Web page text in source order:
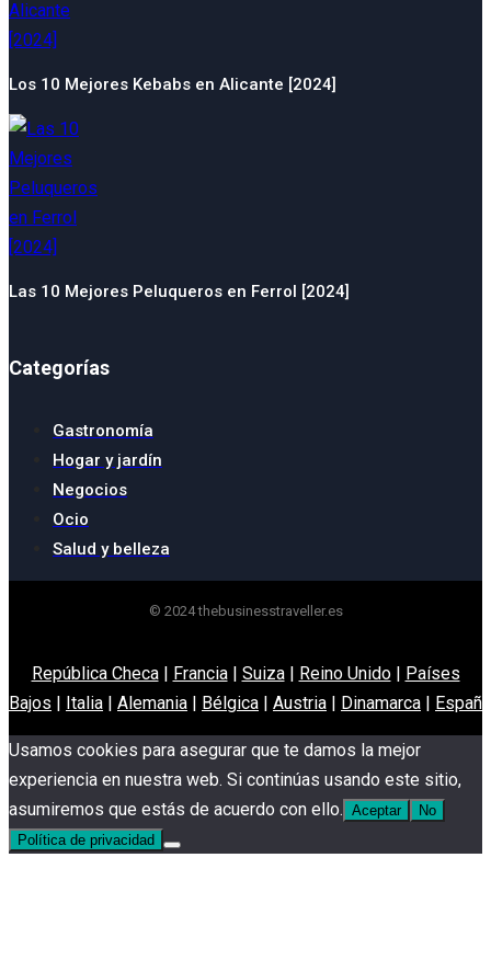
Los 10 Mejores Kebabs en Alicante [2024]
Las 10 Mejores Peluqueros en Ferrol [2024]
Categorías
Gastronomía
Hogar y jardín
Negocios
Ocio
Salud y belleza
© 2024 thebusinesstraveller.es
República Checa| Francia| Suiza| Reino Unido| Países
Bajos | Italia | Alemania | Bélgica | Austria | Dinamarca | España
Usamos cookies para asegurar que te damos la mejor
experiencia en nuestra web. Si continúas usando este sitio,
asumiremos que estás de acuerdo con ello. Aceptar
No
Política de privacidad